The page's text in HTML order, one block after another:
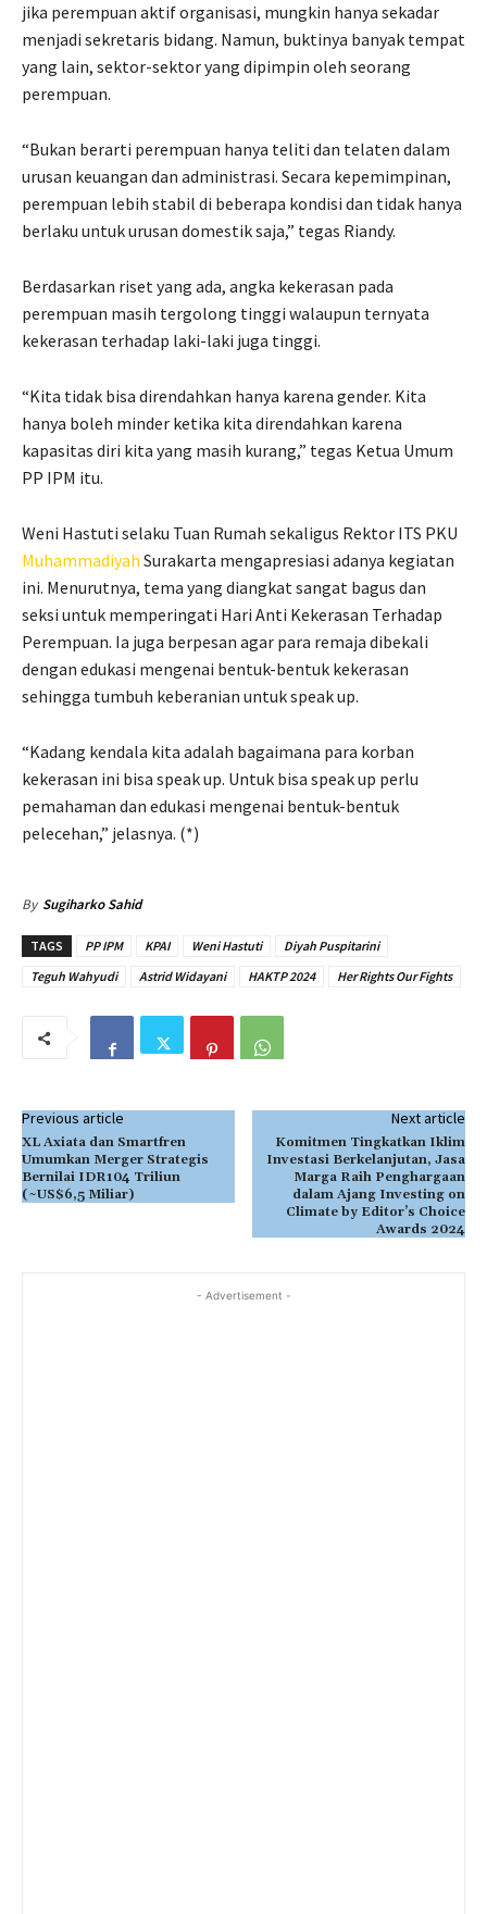
jika perempuan aktif organisasi, mungkin hanya sekadar
menjadi sekretaris bidang. Namun, buktinya banyak tempat
yang lain, sektor-sektor yang dipimpin oleh seorang
perempuan.
“Bukan berarti perempuan hanya teliti dan telaten dalam
urusan keuangan dan administrasi. Secara kepemimpinan,
perempuan lebih stabil di beberapa kondisi dan tidak hanya
berlaku untuk urusan domestik saja,” tegas Riandy.
Berdasarkan riset yang ada, angka kekerasan pada
perempuan masih tergolong tinggi walaupun ternyata
kekerasan terhadap laki-laki juga tinggi.
“Kita tidak bisa direndahkan hanya karena gender. Kita
hanya boleh minder ketika kita direndahkan karena
kapasitas diri kita yang masih kurang,” tegas Ketua Umum
PP IPM itu.
Weni Hastuti selaku Tuan Rumah sekaligus Rektor ITS PKU
Muhammadiyah Surakarta mengapresiasi adanya kegiatan
ini. Menurutnya, tema yang diangkat sangat bagus dan
seksi untuk memperingati Hari Anti Kekerasan Terhadap
Perempuan. Ia juga berpesan agar para remaja dibekali
dengan edukasi mengenai bentuk-bentuk kekerasan
sehingga tumbuh keberanian untuk speak up.
“Kadang kendala kita adalah bagaimana para korban
kekerasan ini bisa speak up. Untuk bisa speak up perlu
pemahaman dan edukasi mengenai bentuk-bentuk
pelecehan,” jelasnya. (*)
By Sugiharko Sahid
TAGS PP IPM KPAI Weni Hastuti
Diyah Puspitarini
Teguh Wahyudi
Astrid Widayani HAKTP 2024 Her Rights Our Fights
Previous article
XL Axiata dan Smartfren
Umumkan Merger Strategis
Bernilai IDR104 Triliun
(~US$6,5 Miliar)
Next article
Komitmen Tingkatkan Iklim
Investasi Berkelanjutan, Jasa
Marga Raih Penghargaan
dalam Ajang Investing on
Climate by Editor’s Choice
Awards 2024
- Advertisement -